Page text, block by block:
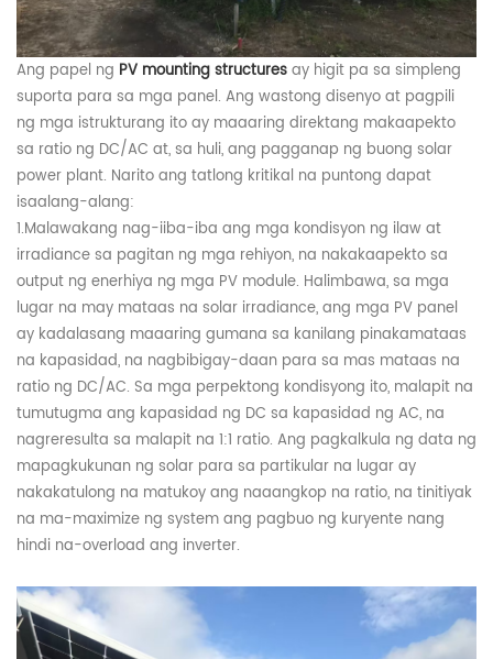
Ang papel ng PV mounting structuresay higit pa sa simpleng
suporta para sa mga panel. Ang wastong disenyo at pagpili
ng mga istrukturang ito ay maaaring direktang makaapekto
sa ratio ng DC/AC at, sa huli, ang pagganap ng buong solar
power plant. Narito ang tatlong kritikal na puntong dapat
isaalang-alang:
1.Malawakang nag-iiba-iba ang mga kondisyon ng ilaw at
irradiance sa pagitan ng mga rehiyon, na nakakaapekto sa
output ng enerhiya ng mga PV module. Halimbawa, sa mga
lugar na may mataas na solar irradiance, ang mga PV panel
ay kadalasang maaaring gumana sa kanilang pinakamataas
na kapasidad, na nagbibigay-daan para sa mas mataas na
ratio ng DC/AC. Sa mga perpektong kondisyong ito, malapit na
tumutugma ang kapasidad ng DC sa kapasidad ng AC, na
nagreresulta sa malapit na 1:1 ratio. Ang pagkalkula ng data ng
mapagkukunan ng solar para sa partikular na lugar ay
nakakatulong na matukoy ang naaangkop na ratio, na tinitiyak
na ma-maximize ng system ang pagbuo ng kuryente nang
hindi na-overload ang inverter.